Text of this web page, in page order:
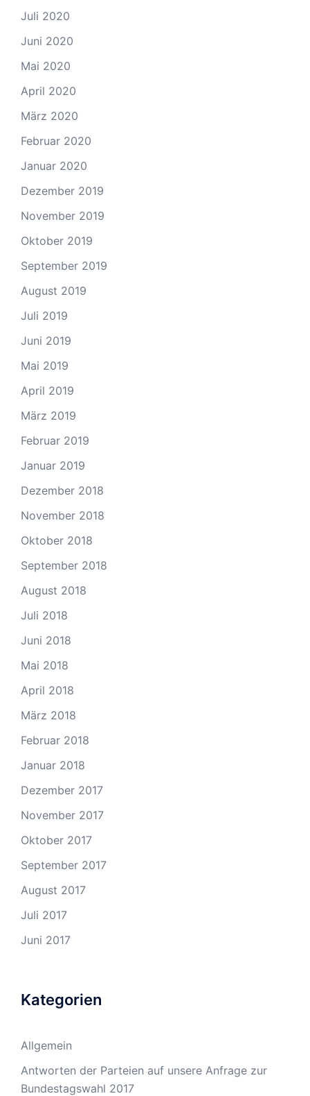
Juli 2020
Juni 2020
Mai 2020
April 2020
März 2020
Februar 2020
Januar 2020
Dezember 2019
November 2019
Oktober 2019
September 2019
August 2019
Juli 2019
Juni 2019
Mai 2019
April 2019
März 2019
Februar 2019
Januar 2019
Dezember 2018
November 2018
Oktober 2018
September 2018
August 2018
Juli 2018
Juni 2018
Mai 2018
April 2018
März 2018
Februar 2018
Januar 2018
Dezember 2017
November 2017
Oktober 2017
September 2017
August 2017
Juli 2017
Juni 2017
Kategorien
Allgemein
Antworten der Parteien auf unsere Anfrage zur
Bundestagswahl 2017